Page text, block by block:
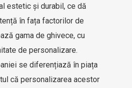
estetic și durabil, ce dă
în fața factorilor de
gama de ghivece, cu
de personalizare.
se diferențiază în piața
că personalizarea acestor